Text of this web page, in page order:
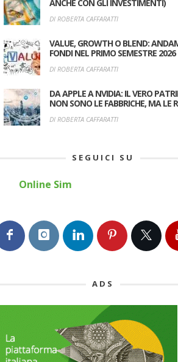
ANCHE CON GLI INVESTIMENTI)
DI ROBERTA CAFFARATTI
VALUE, GROWTH O BLEND:
FONDI NEL PRIMO SEMESTRE 2026
DI ROBERTA CAFFARATTI
DA APPLE A NVIDIA: IL VERO
NON SONO LE FABBRICHE, MA LE
DI ROBERTA CAFFARATTI
SEGUICI SU
Online Sim
ADS